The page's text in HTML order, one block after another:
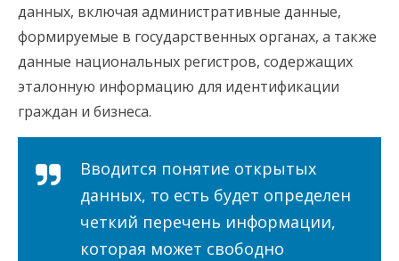
данных, включая административные данные,
формируемые в государственных органах, а также
данные национальных регистров, содержащих
эталонную информацию для идентификации
граждан и бизнеса.
Вводится понятие открытых
данных, то есть будет определен
четкий перечень информации,
которая может свободно